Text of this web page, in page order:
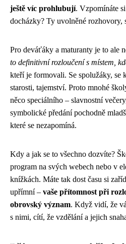
ještě víc prohlubují. Vzpomínáte
docházky? Ty uvolněné rozhovory,
Pro deváťáky a maturanty je to ale
to definitivní rozloučení s místem,
kteří je formovali. Se spolužáky, se
starosti, tajemství. Proto mnohé
něco speciálního – slavnostní
symbolické předání pochodně
které se nezapomíná.
Kdy a jak se to všechno dozvíte?
program na svých webech nebo v
knížkách. Máte tak dost času si
upřímní – vaše přítomnost při
obrovský význam. Když vidí, že
s nimi, cítí, že vzdělání a jejich